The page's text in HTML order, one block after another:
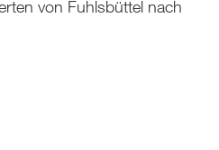
von Fuhlsbüttel nach